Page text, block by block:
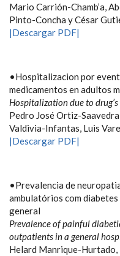
Mario Carrión-Chamb’a,
Pinto-Concha y César
|Descargar PDF|
•Hospitalizacion por
medicamentos en adultos
Hospitalization due to
Pedro José Ortiz-
Valdivia-Infantas, Luis
|Descargar PDF|
•Prevalencia de
ambulatórios com
general
Prevalence of painful
outpatients in a general
Helard Manrique-